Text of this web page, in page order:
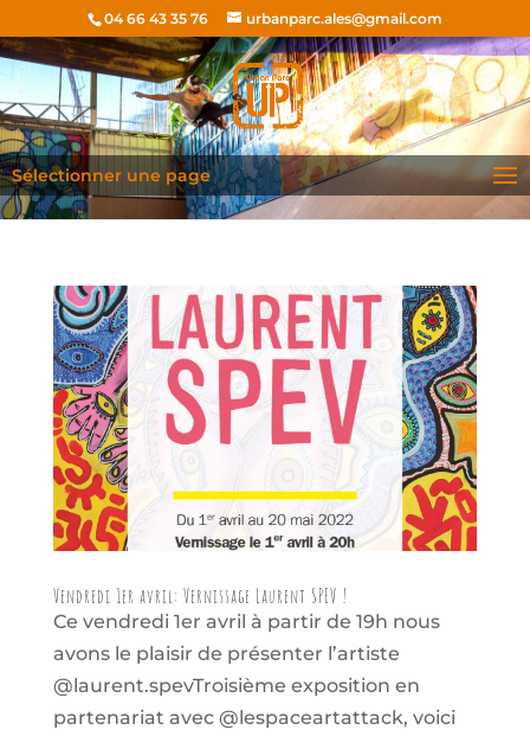
04 66 43 35 76 urbanparc.ales@gmail.com
Sélectionner une page
Vendredi 1er avril: Vernissage Laurent SPEV !
Ce vendredi 1er avril à partir de 19h nous
avons le plaisir de présenter l’artiste
@laurent.spevTroisième exposition en
partenariat avec @lespaceartattack, voici